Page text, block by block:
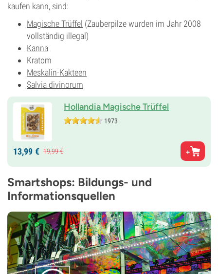
kaufen kann, sind:
Magische Trüffel (Zauberpilze wurden im Jahr 2008
vollständig illegal)
Kanna
Kratom
Meskalin-Kakteen
Salvia divinorum
Hollandia Magische Trüffel
1973
13,99 € 19,99€
Smartshops: Bildungs- und
Informationsquellen